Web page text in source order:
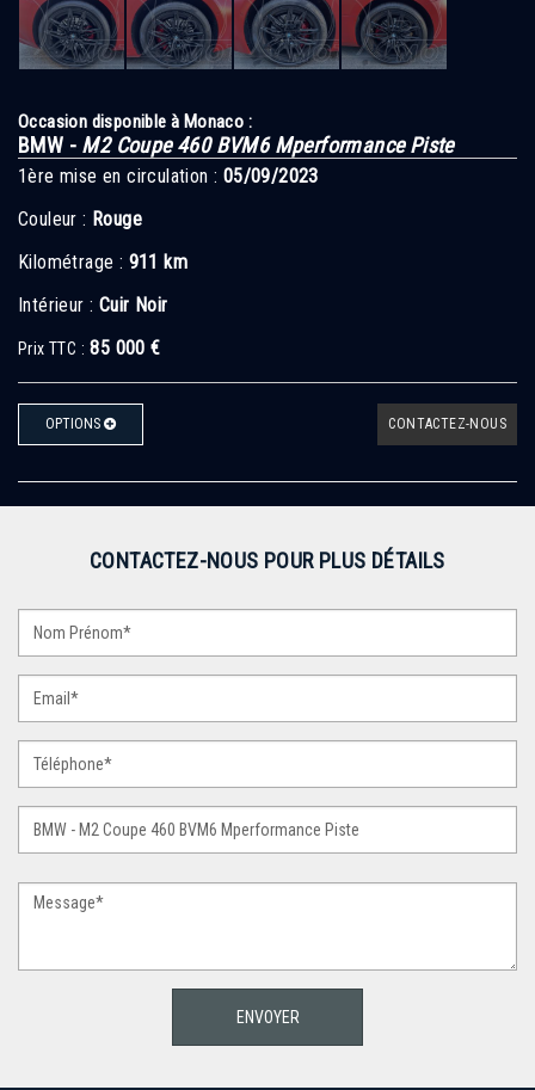
Occasion disponible à Monaco :
BMW - M2 Coupe 460 BVM6 Mperformance Piste
1ère mise en circulation : 05/09/2023
Couleur : Rouge
Kilométrage : 911 km
Intérieur : Cuir Noir
Prix TTC : 85 000 €
OPTIONS CONTACTEZ-NOUS
CONTACTEZ-NOUS POUR PLUS DÉTAILS